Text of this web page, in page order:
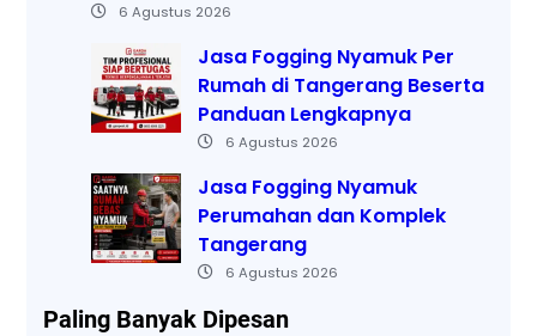
6 Agustus 2026
Jasa Fogging Nyamuk Per
Rumah di Tangerang Beserta
Panduan Lengkapnya
6 Agustus 2026
Jasa Fogging Nyamuk
Perumahan dan Komplek
Tangerang
6 Agustus 2026
Paling Banyak Dipesan